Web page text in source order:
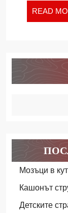
READ
Мозъци в
Кашонът
Детските